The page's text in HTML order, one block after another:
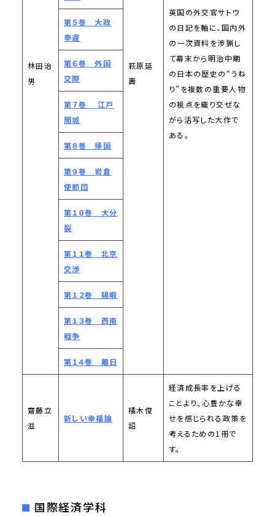
林田治
男
萩原延
壽
英国の外交官サトウ
の日記を軸に、国内外
の一次資料を渉猟し
て幕末から明治中期
の日本の歴史の“うね
り”を複数の重要人物
の視点を織り交ぜな
がら活写した大作で
ある。
第５巻 大政
奉還
第６巻 外国
交際
第７巻 江戸
開城
第８巻 帰国
第９巻 岩倉
使節団
第１０巻 大分
裂
第１１巻 北京
交渉
第１２巻 賜暇
第１３巻 西南
戦争
第１４巻 離日
齋藤立
滋
新しい幸福論
橘木俊
詔
経済成長率を上げる
ことより、心豊かな幸
せを感じられる政策を
考えるための1冊で
す。
国際経済学科